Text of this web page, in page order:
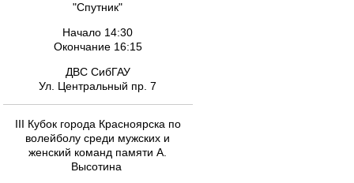
"Спутник"
Начало 14:30
Окончание 16:15
ДВС СибГАУ
Ул. Центральный пр. 7
III Кубок города Красноярска по
волейболу среди мужских и
женский команд памяти А.
Высотина